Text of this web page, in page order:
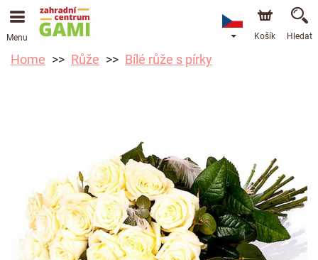
Menu Košík Hledat
Home Růže Bílé růže s pírky